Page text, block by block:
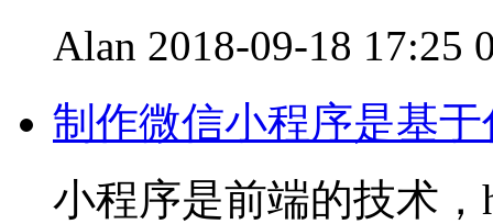
Alan 2018-09-18 17:25
制作微信小程序是基
小程序是前端的技术